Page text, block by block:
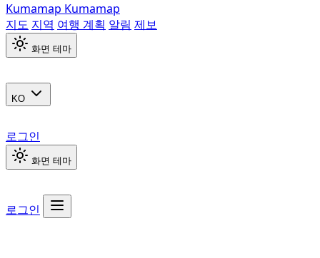
Kumamap Kumamap
지도 지역 여행 계획 알림 제보
화면 테마
KO
로그인
화면 테마
로그인